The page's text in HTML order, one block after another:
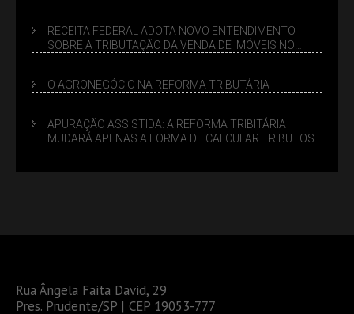
RECEITA FEDERAL ADOTA NOVO ENTENDIMENTO
SOBRE A TRIBUTAÇÃO DA VENDA DE IMÓVEIS NO
O AGRONEGÓCIO NA REFORMA TRIBUTÁRIA
APURAÇÃO ASSISTIDA: A REFORMA TRIBITÁRIA
MUDARÁ APENAS A FORMA DE CALCULAR TRIBUTOS
Rua Ângela Faita David, 29
Pres. Prudente/SP | CEP 19053-777